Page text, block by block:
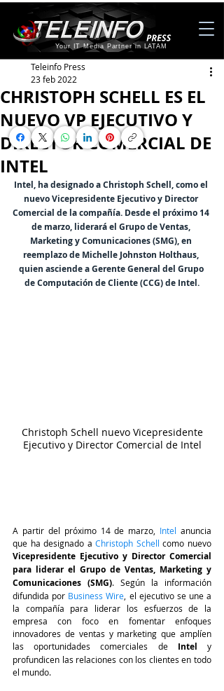
Your IT Media Partner in LATAM
CHRISTOPH SCHELL ES EL
NUEVO VP EJECUTIVO Y
DIRECTOR COMERCIAL DE
INTEL
Teleinfo Press
23 feb 2022
Intel, ha designado a Christoph Schell, como el
nuevo Vicepresidente Ejecutivo y Director
Comercial de la compañía. Desde el próximo 14
de marzo, liderará el Grupo de Ventas,
Marketing y Comunicaciones (SMG), en
reemplazo de Michelle Johnston Holthaus,
quien asciende a Gerente General del Grupo
de Computación de Cliente (CCG) de Intel.
Ejecutivo y Director Comercial de Intel
A partir del próximo 14 de marzo, Intel anuncia
que ha designado a Christoph Schell
Vicepresidente Ejecutivo y Director Comercial
para liderar el Grupo de Ventas, Marketing y
Comunicaciones (SMG). Según la información
difundida por Business Wire , el ejecutivo se une a
la compañía para liderar los esfuerzos de la
empresa con foco en fomentar enfoques
innovadores de ventas y marketing que amplíen
las oportunidades comerciales de Intel y
profundicen las relaciones con los clientes en todo
el mundo.